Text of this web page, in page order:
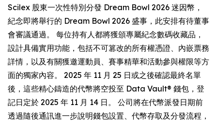
Scilex 股東一次性特別分發 Dream Bowl 2026 迷因幣，
紀念即將舉行的 Dream Bowl 2026 盛事，此安排有待董事
會審議通過。 每位持有人都將獲頒專屬紀念數碼收藏品，
設計具備實用功能，包括不可篡改的所有權憑證、內嵌票務
詳情，以及有關獲邀運動員、賽事精華和活動參與權限等方
面的獨家內容。 2025 年 11 月 25 日或之後確認最終名單
後，這些精心鑄造的代幣將空投至 Data Vault® 錢包，登
記日定於 2025 年 11 月 14 日。 公司將在代幣派發日期前
透過隨後通訊進一步說明錢包設置、代幣存取及分發流程，